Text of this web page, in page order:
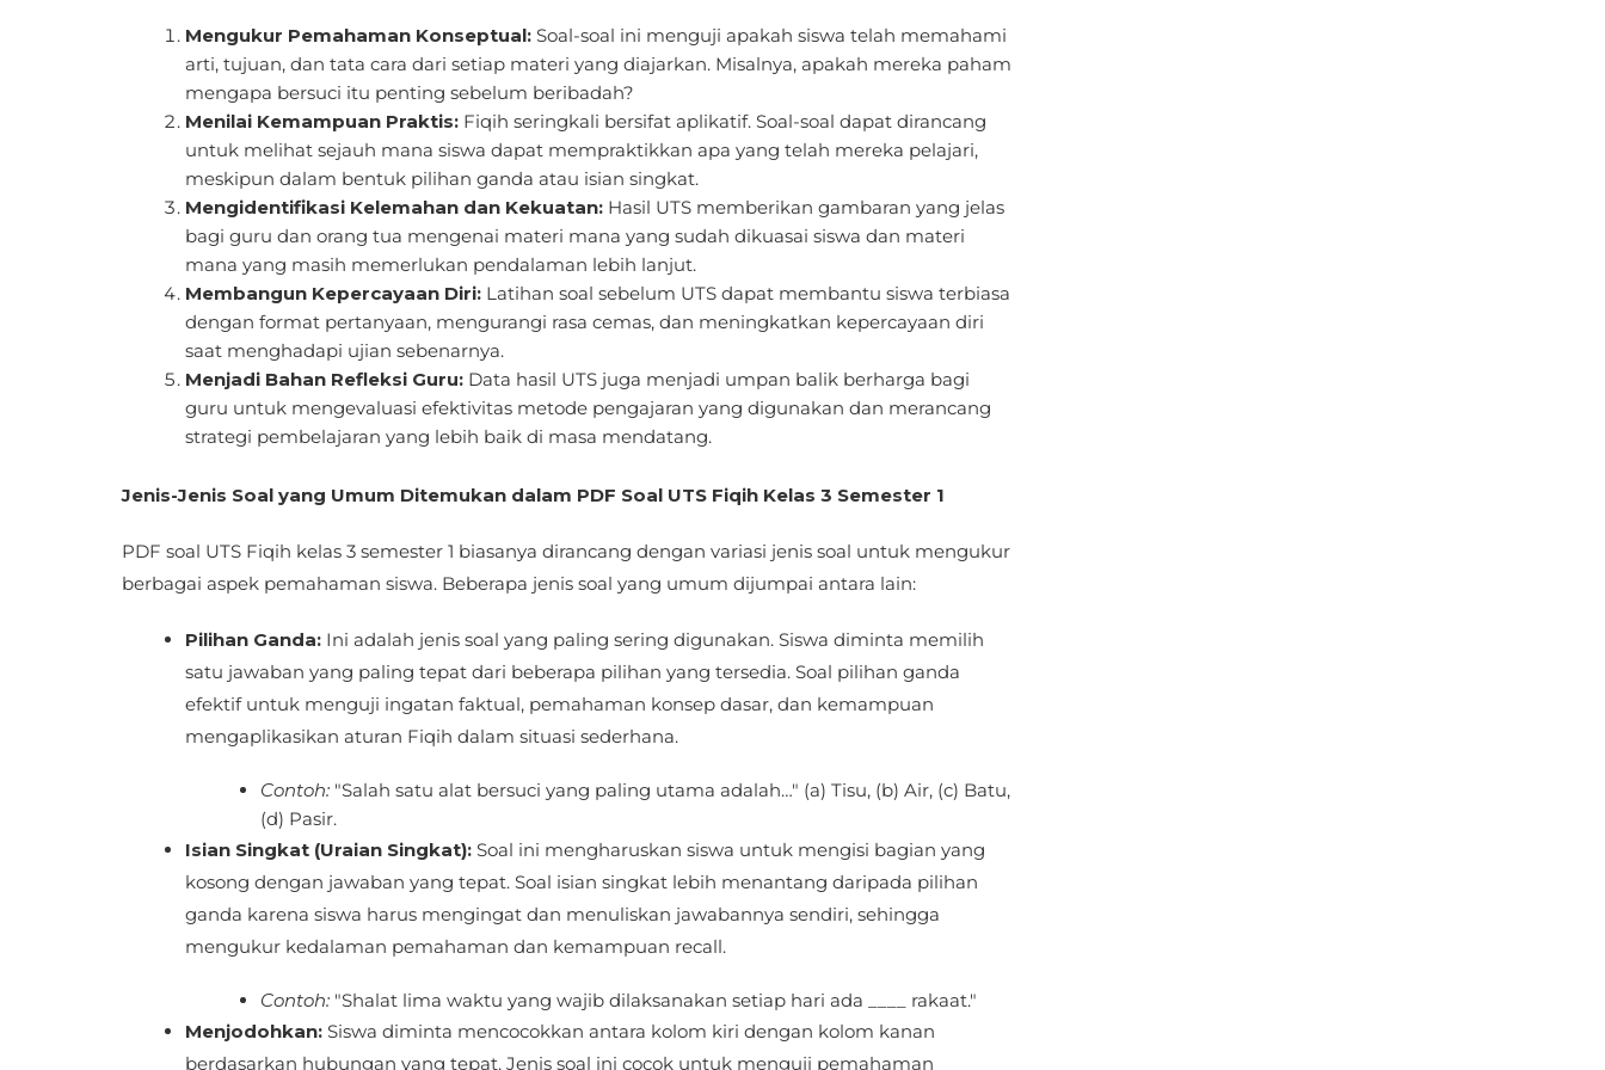
Mengukur Pemahaman Konseptual: Soal-soal ini menguji apakah siswa telah memahami
arti, tujuan, dan tata cara dari setiap materi yang diajarkan. Misalnya, apakah mereka paham
mengapa bersuci itu penting sebelum beribadah?
Menilai Kemampuan Praktis: Fiqih seringkali bersifat aplikatif. Soal-soal dapat dirancang
untuk melihat sejauh mana siswa dapat mempraktikkan apa yang telah mereka pelajari,
meskipun dalam bentuk pilihan ganda atau isian singkat.
Mengidentifikasi Kelemahan dan Kekuatan: Hasil UTS memberikan gambaran yang jelas
bagi guru dan orang tua mengenai materi mana yang sudah dikuasai siswa dan materi
mana yang masih memerlukan pendalaman lebih lanjut.
Membangun Kepercayaan Diri: Latihan soal sebelum UTS dapat membantu siswa terbiasa
dengan format pertanyaan, mengurangi rasa cemas, dan meningkatkan kepercayaan diri
saat menghadapi ujian sebenarnya.
Menjadi Bahan Refleksi Guru: Data hasil UTS juga menjadi umpan balik berharga bagi
guru untuk mengevaluasi efektivitas metode pengajaran yang digunakan dan merancang
strategi pembelajaran yang lebih baik di masa mendatang.
Jenis-Jenis Soal yang Umum Ditemukan dalam PDF Soal UTS Fiqih Kelas 3 Semester 1
PDF soal UTS Fiqih kelas 3 semester 1 biasanya dirancang dengan variasi jenis soal untuk mengukur
berbagai aspek pemahaman siswa. Beberapa jenis soal yang umum dijumpai antara lain:
Pilihan Ganda: Ini adalah jenis soal yang paling sering digunakan. Siswa diminta memilih
satu jawaban yang paling tepat dari beberapa pilihan yang tersedia. Soal pilihan ganda
efektif untuk menguji ingatan faktual, pemahaman konsep dasar, dan kemampuan
mengaplikasikan aturan Fiqih dalam situasi sederhana.
Contoh:"Salah satu alat bersuci yang paling utama adalah…" (a) Tisu, (b) Air, (c) Batu,
(d) Pasir.
Isian Singkat (Uraian Singkat): Soal ini mengharuskan siswa untuk mengisi bagian yang
kosong dengan jawaban yang tepat. Soal isian singkat lebih menantang daripada pilihan
ganda karena siswa harus mengingat dan menuliskan jawabannya sendiri, sehingga
mengukur kedalaman pemahaman dan kemampuan recall.
Contoh:"Shalat lima waktu yang wajib dilaksanakan setiap hari ada ____ rakaat."
Menjodohkan: Siswa diminta mencocokkan antara kolom kiri dengan kolom kanan
berdasarkan hubungan yang tepat. Jenis soal ini cocok untuk menguji pemahaman